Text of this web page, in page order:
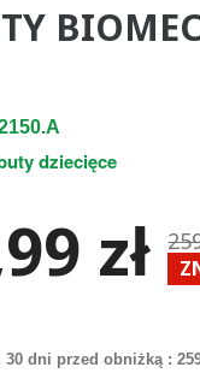
dziecięce
zł
30 dni przed obniżką :